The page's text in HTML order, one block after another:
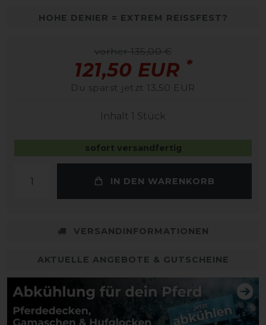
HOHE DENIER = EXTREM REISSFEST?
vorher 135,00 €
121,50 EUR *
Du sparst jetzt 13,50 EUR
Inhalt 1 Stück
sofort versandfertig
IN DEN WARENKORB
VERSANDINFORMATIONEN
AKTUELLE ANGEBOTE & GUTSCHEINE